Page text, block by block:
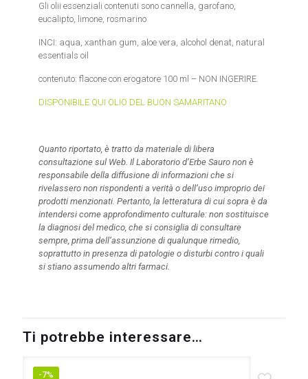
Gli olii essenziali contenuti sono cannella, garofano,
eucalipto, limone, rosmarino
INCI: aqua, xanthan gum, aloe vera, alcohol denat, natural
essentials oil
contenuto: flacone con erogatore 100 ml – NON INGERIRE.
DISPONIBILE QUI OLIO DEL BUON SAMARITANO
Quanto riportato, è tratto da materiale di libera
consultazione sul Web. Il Laboratorio d’Erbe Sauro non è
responsabile della diffusione di informazioni che si
rivelassero non rispondenti a verità o dell’uso improprio dei
prodotti menzionati. Pertanto, la letteratura di cui sopra è da
intendersi come approfondimento culturale: non sostituisce
la diagnosi del medico, che si consiglia di consultare
sempre, prima dell’assunzione di qualunque rimedio,
soprattutto in presenza di patologie o disturbi contro i quali
si stiano assumendo altri farmaci.
Ti potrebbe interessare…
-7%